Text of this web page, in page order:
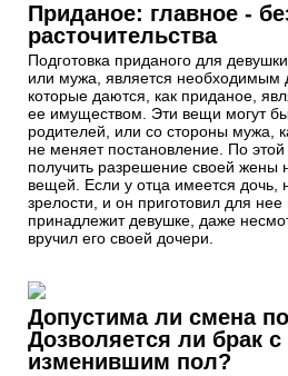
Приданое: главное -
расточительства
Подготовка приданого для
или мужа, является необходимым
которые даются, как приданое,
ее имуществом. Эти вещи могут
родителей, или со стороны мужа,
не меняет постановление. По
получить разрешение своей жены
вещей. Если у отца имеется дочь,
зрелости, и он приготовил для
принадлежит девушке, даже
вручил его своей дочери.
Допустима ли смена
Дозволяется ли брак
изменившим пол?